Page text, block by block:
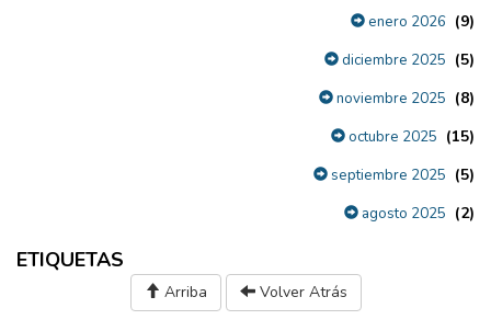
enero 2026 (9)
diciembre 2025 (5)
noviembre 2025 (8)
octubre 2025 (15)
septiembre 2025 (5)
agosto 2025 (2)
ETIQUETAS
Arriba Volver Atrás